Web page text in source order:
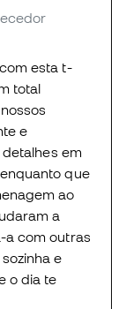
esta t-
total
e
em
que
ao
a
a com outras
e
o dia te